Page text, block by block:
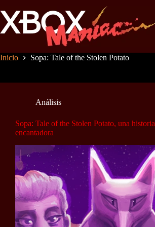
al
contenido
Inicio Sopa: Tale of the Stolen Potato
Análisis
Sopa: Tale of the Stolen Potato, una historia
encantadora